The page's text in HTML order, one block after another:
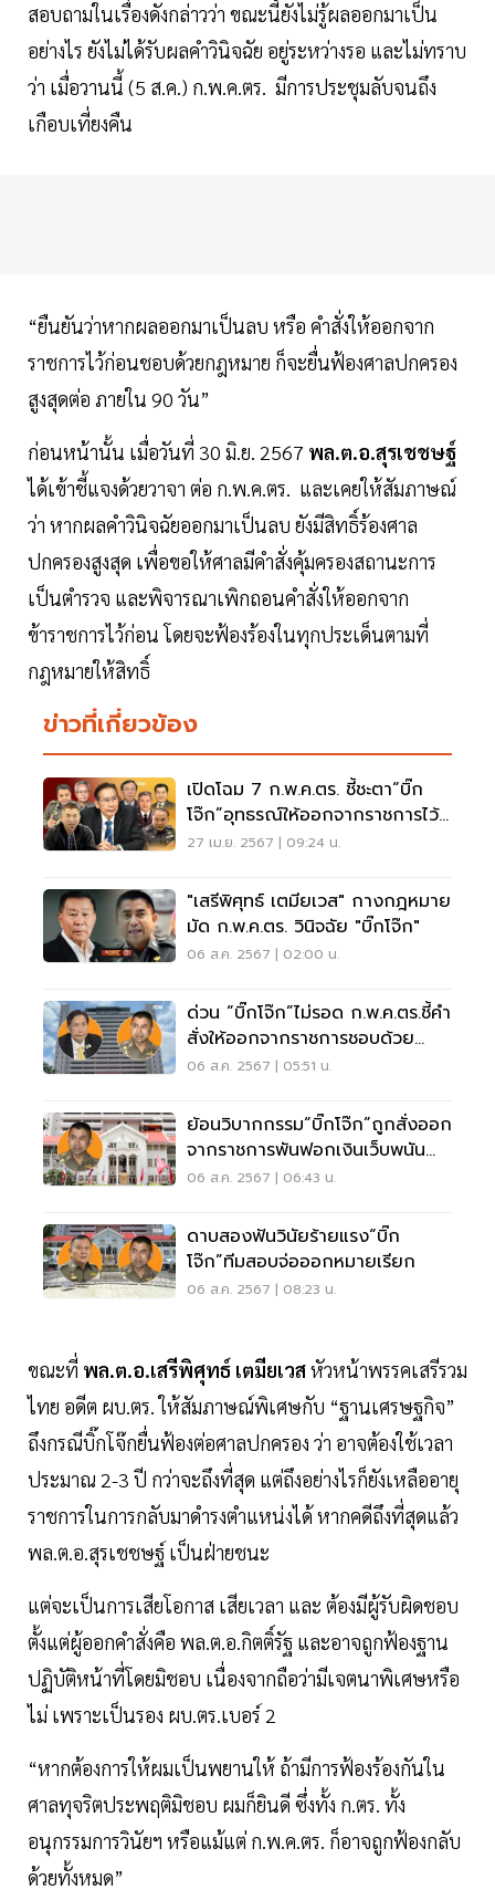
สอบถามในเรื่องดังกล่าวว่า ขณะนี้ยังไม่รู้ผลออกมาเป็น
อย่างไร ยังไม่ได้รับผลคำวินิจฉัย อยู่ระหว่างรอ และไม่ทราบ
ว่า เมื่อวานนี้ (5 ส.ค.) ก.พ.ค.ตร. มีการประชุมลับจนถึง
เกือบเที่ยงคืน
“ยืนยันว่าหากผลออกมาเป็นลบ หรือ คำสั่งให้ออกจาก
ราชการไว้ก่อนชอบด้วยกฎหมาย ก็จะยื่นฟ้องศาลปกครอง
สูงสุดต่อ ภายใน 90 วัน”
ก่อนหน้านั้น เมื่อวันที่ 30 มิ.ย. 2567 พล.ต.อ.สุรเชชษฐ์
ได้เข้าชี้แจงด้วยวาจา ต่อ ก.พ.ค.ตร. และเคยให้สัมภาษณ์
ว่า หากผลคำวินิจฉัยออกมาเป็นลบ ยังมีสิทธิ์ร้องศาล
ปกครองสูงสุด เพื่อขอให้ศาลมีคำสั่งคุ้มครองสถานะการ
เป็นตำรวจ และพิจารณาเพิกถอนคำสั่งให้ออกจาก
ข้าราชการไว้ก่อน โดยจะฟ้องร้องในทุกประเด็นตามที่
กฎหมายให้สิทธิ์
ข่าวที่เกี่ยวข้อง
เปิดโฉม 7 ก.พ.ค.ตร. ชี้ชะตา“บิ๊ก
โจ๊ก”อุทธรณ์ให้ออกจากราชการไว้
ก่อน
27 เม.ย. 2567 | 09:24 น.
"เสรีพิศุทธ์ เตมียเวส" กางกฎหมาย
มัด ก.พ.ค.ตร. วินิจฉัย "บิ๊กโจ๊ก"
06 ส.ค. 2567 | 02:00 น.
ด่วน “บิ๊กโจ๊ก”ไม่รอด ก.พ.ค.ตร.ชี้คำ
สั่งให้ออกจากราชการชอบด้วย
กฎหมาย
06 ส.ค. 2567 | 05:51 น.
ย้อนวิบากกรรม“บิ๊กโจ๊ก”ถูกสั่งออก
จากราชการพันฟอกเงินเว็บพนัน
ออนไลน์
06 ส.ค. 2567 | 06:43 น.
ดาบสองฟันวินัยร้ายแรง“บิ๊ก
โจ๊ก”ทีมสอบจ่อออกหมายเรียก
06 ส.ค. 2567 | 08:23 น.
ขณะที่ พล.ต.อ.เสรีพิศุทธ์ เตมียเวสหัวหน้าพรรคเสรีรวม
ไทย อดีต ผบ.ตร. ให้สัมภาษณ์พิเศษกับ “ฐานเศรษฐกิจ”
ถึงกรณีบิ๊กโจ๊กยื่นฟ้องต่อศาลปกครอง ว่า อาจต้องใช้เวลา
ประมาณ 2-3 ปี กว่าจะถึงที่สุด แต่ถึงอย่างไรก็ยังเหลืออายุ
ราชการในการกลับมาดำรงตำแหน่งได้ หากคดีถึงที่สุดแล้ว
พล.ต.อ.สุรเชชษฐ์ เป็นฝ่ายชนะ
แต่จะเป็นการเสียโอกาส เสียเวลา และ ต้องมีผู้รับผิดชอบ
ตั้งแต่ผู้ออกคำสั่งคือ พล.ต.อ.กิตติ์รัฐ และอาจถูกฟ้องฐาน
ปฏิบัติหน้าที่โดยมิชอบ เนื่องจากถือว่ามีเจตนาพิเศษหรือ
ไม่ เพราะเป็นรอง ผบ.ตร.เบอร์ 2
“หากต้องการให้ผมเป็นพยานให้ ถ้ามีการฟ้องร้องกันใน
ศาลทุจริตประพฤติมิชอบ ผมก็ยินดี ซึ่งทั้ง ก.ตร. ทั้ง
อนุกรรมการวินัยฯ หรือแม้แต่ ก.พ.ค.ตร. ก็อาจถูกฟ้องกลับ
ด้วยทั้งหมด”